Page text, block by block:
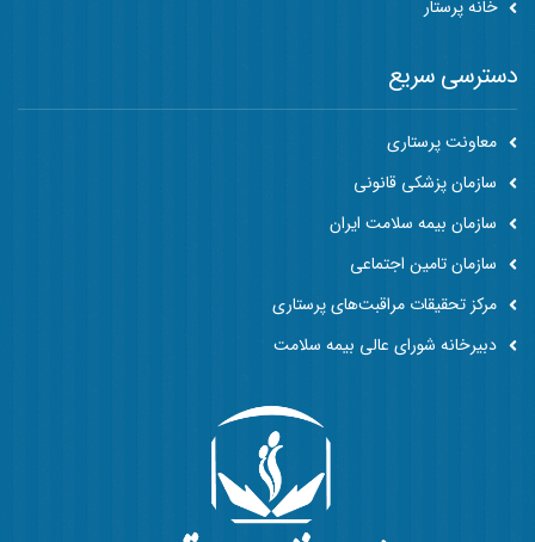
خانه پرستار
دسترسی سریع
معاونت پرستاری
سازمان پزشکی قانونی
سازمان بیمه سلامت ایران
سازمان تامین اجتماعی
مرکز تحقیقات مراقبت‌های پرستاری
دبیرخانه شورای عالی بیمه سلامت